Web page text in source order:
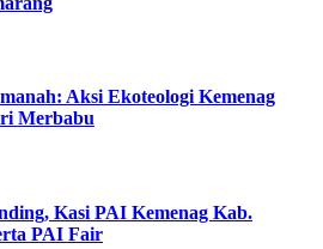
Aksi Ekoteologi Kemenag
Merbabu
Kasi PAI Kemenag Kab.
PAI Fair